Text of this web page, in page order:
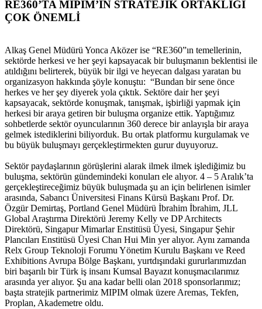
RE360’TA MIPIM’İN STRATEJİK ORTAKLIĞI
ÇOK ÖNEMLİ
Alkaş Genel Müdürü Yonca Aközer ise “RE360”ın temellerinin,
sektörde herkesi ve her şeyi kapsayacak bir buluşmanın beklentisi ile
atıldığını belirterek, büyük bir ilgi ve heyecan dalgası yaratan bu
organizasyon hakkında şöyle konuştu: “Bundan bir sene önce
herkes ve her şey diyerek yola çıktık. Sektöre dair her şeyi
kapsayacak, sektörde konuşmak, tanışmak, işbirliği yapmak için
herkesi bir araya getiren bir buluşma organize ettik. Yaptığımız
sohbetlerde sektör oyuncularının 360 derece bir anlayışla bir araya
gelmek istediklerini biliyorduk. Bu ortak platformu kurgulamak ve
bu büyük buluşmayı gerçekleştirmekten gurur duyuyoruz.
Sektör paydaşlarının görüşlerini alarak ilmek ilmek işlediğimiz bu
buluşma, sektörün gündemindeki konuları ele alıyor. 4 – 5 Aralık’ta
gerçekleştireceğimiz büyük buluşmada şu an için belirlenen isimler
arasında, Sabancı Üniversitesi Finans Kürsü Başkanı Prof. Dr.
Özgür Demirtaş, Portland Genel Müdürü İbrahim İbrahim, JLL
Global Araştırma Direktörü Jeremy Kelly ve DP Architects
Direktörü, Singapur Mimarlar Enstitüsü Üyesi, Singapur Şehir
Plancıları Enstitüsü Üyesi Chan Hui Min yer alıyor. Aynı zamanda
Relx Group Teknoloji Forumu Yönetim Kurulu Başkanı ve Reed
Exhibitions Avrupa Bölge Başkanı, yurtdışındaki gururlarımızdan
biri başarılı bir Türk iş insanı Kumsal Bayazıt konuşmacılarımız
arasında yer alıyor. Şu ana kadar belli olan 2018 sponsorlarımız;
başta stratejik partnerimiz MIPIM olmak üzere Aremas, Tekfen,
Proplan, Akademetre oldu.